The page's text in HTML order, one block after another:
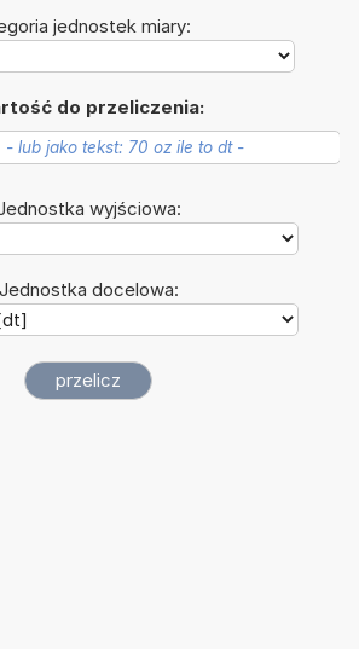
jednostek miary:
do przeliczenia:
wyjściowa:
Jednostka docelowa: